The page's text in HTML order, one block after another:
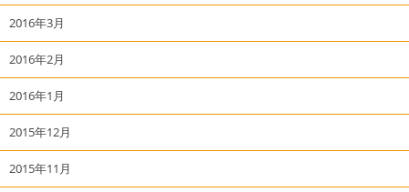
2016年3月
2016年2月
2016年1月
2015年12月
2015年11月